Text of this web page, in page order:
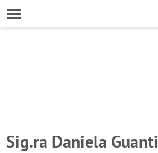
Sig.ra Daniela Guanti